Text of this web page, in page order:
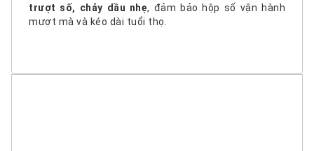
trượt số, chảy dầu nhẹ, đảm bảo hộp số vận hành
mượt mà và kéo dài tuổi thọ.